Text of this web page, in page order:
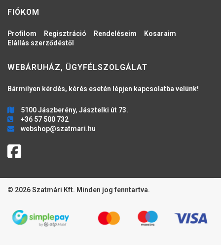
FIÓKOM
Profilom Regisztráció Rendeléseim
Kosaraim
Elállás szerződéstől
WEBÁRUHÁZ, ÜGYFÉLSZOLGÁLAT
Bármilyen kérdés, kérés esetén lépjen kapcsolatba velünk!
5100 Jászberény, Jásztelki út 73.
+36 57 500 732
webshop@szatmari.hu
© 2026 Szatmári Kft. Minden jog fenntartva.